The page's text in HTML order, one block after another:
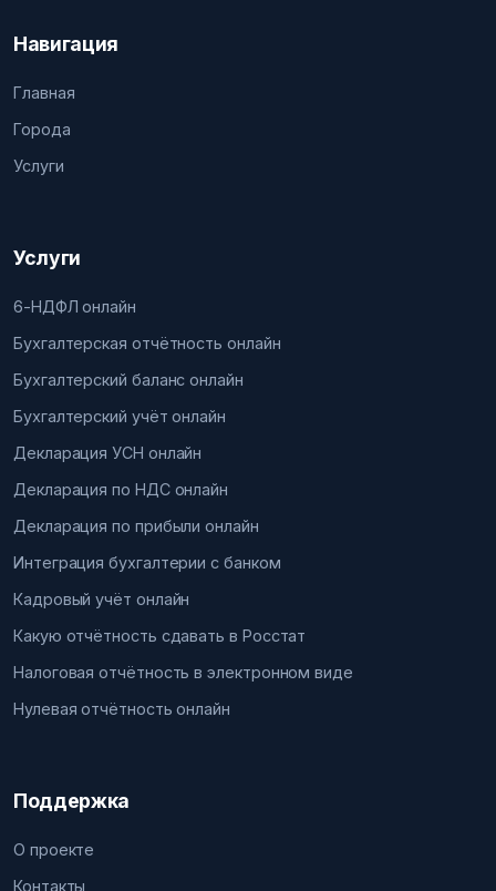
Навигация
Главная
Города
Услуги
Услуги
6-НДФЛ онлайн
Бухгалтерская отчётность онлайн
Бухгалтерский баланс онлайн
Бухгалтерский учёт онлайн
Декларация УСН онлайн
Декларация по НДС онлайн
Декларация по прибыли онлайн
Интеграция бухгалтерии с банком
Кадровый учёт онлайн
Какую отчётность сдавать в Росстат
Налоговая отчётность в электронном виде
Нулевая отчётность онлайн
Поддержка
О проекте
Контакты